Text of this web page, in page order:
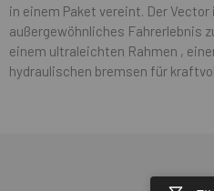
in einem Paket vereint. Der
außergewöhnliches Fahrerlebnis
einem ultraleichten Rahmen ,
hydraulischen bremsen für